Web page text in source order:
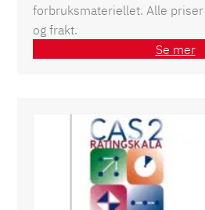
forbruksmateriellet. Alle
og frakt.
Se mer